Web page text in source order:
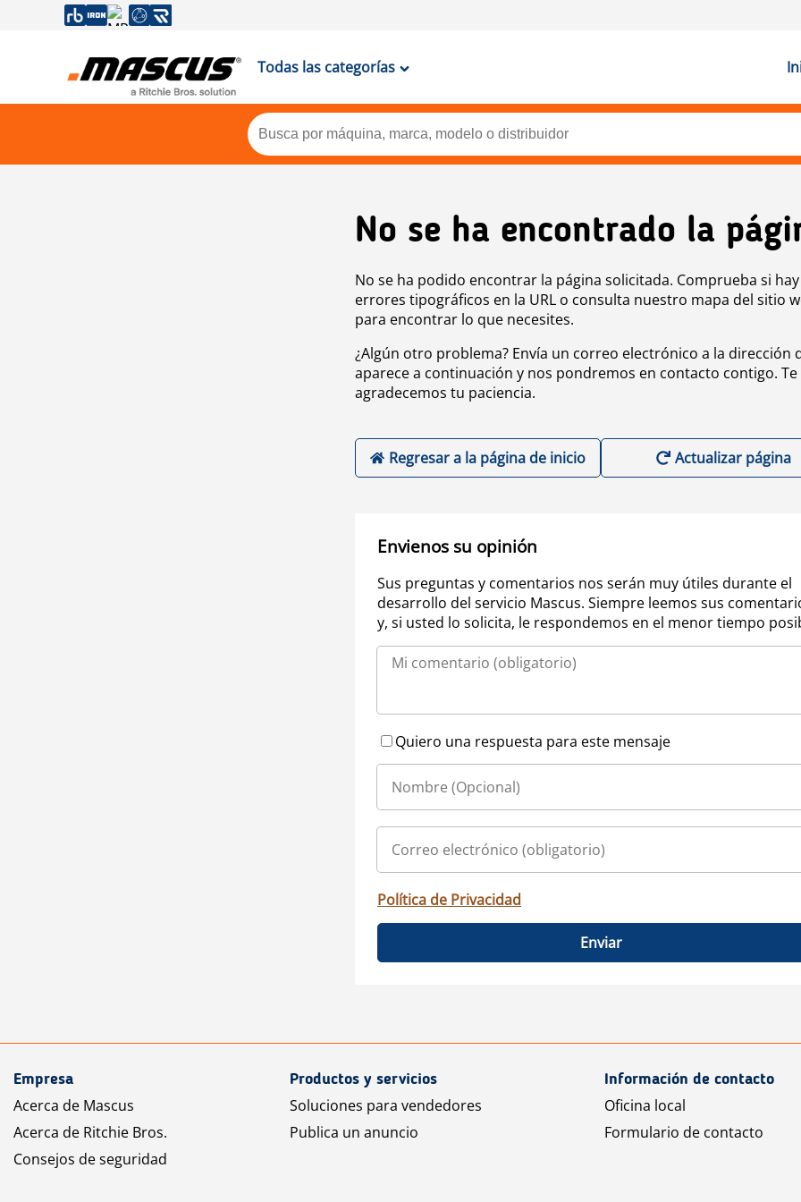
Todas las categorías
No se ha encontrado la
No se ha podido encontrar la página solicitada. Comprueba si hay
errores tipográficos en la URL o consulta nuestro mapa del sitio
para encontrar lo que necesites.
¿Algún otro problema? Envía un correo electrónico a la dirección
aparece a continuación y nos pondremos en contacto contigo. Te
agradecemos tu paciencia.
Regresar a la página de inicio Actualizar página
Envienos su opinión
Sus preguntas y comentarios nos serán muy útiles durante el
desarrollo del servicio Mascus. Siempre leemos sus
y, si usted lo solicita, le respondemos en el menor tiempo
Quiero una respuesta para este mensaje
Política de Privacidad
Enviar
Empresa
Acerca de Mascus
Acerca de Ritchie Bros.
Consejos de seguridad
Productos y servicios
Soluciones para vendedores
Publica un anuncio
Información de contacto
Oficina local
Formulario de contacto